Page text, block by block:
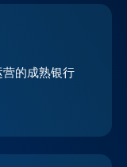
的成熟银行